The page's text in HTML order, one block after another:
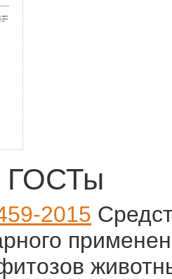
ГОСТы
2015